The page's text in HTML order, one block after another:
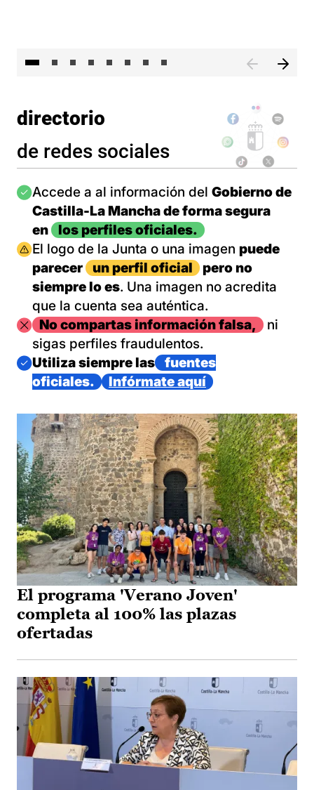
directorio
de redes sociales
Imagen
Accede a al información del Gobierno de
Castilla-La Mancha de forma segura
en
los perfiles oficiales.
Imagen
El logo de la Junta o una imagen puede
parecer
un perfil oficial
pero no
siempre lo es. Una imagen no acredita
que la cuenta sea auténtica.
ImagenNo compartas información falsa,
ni
sigas perfiles fraudulentos.
Imagen
Utiliza siempre las
fuentes
oficiales.
Infórmate aquí
El programa 'Verano Joven'
completa al 100% las plazas
ofertadas